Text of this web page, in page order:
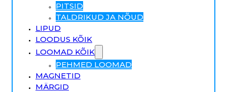
PITSID
TALDRIKUD JA NÕUD
LIPUD
LOODUS KÕIK
LOOMAD KÕIK
PEHMED LOOMAD
MAGNETID
MÄRGID